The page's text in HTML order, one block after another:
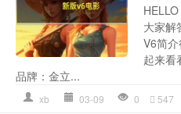
大家解
V6简
起来看
品牌：金立...
xb 03-09 0 547